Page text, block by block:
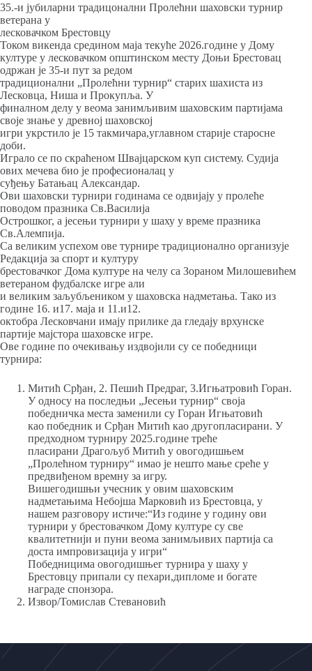
35.-и јубиларни традицонални Пролећни шаховски турнир
ветерана у
лесковачком Брестовцу
Током викенда средином маја текуће 2026.године у Дому
културе у лесковачком општинском месту Доњи Брестовац
одржан је 35-и пут за редом
традиционални „Пролећни турнир“ старих шахиста из
Лесковца, Ниша и Прокупља. У
финалном делу у веома занимљивим шаховским партијама
своје знање у древној шаховској
игри укрстило је 15 такмичара,углавном старије старосне
доби.
Играло се по скраћеном Швајцарском куп систему. Судија
ових мечева био је професионалац у
суђењу Батањац Александар.
Ови шаховски турнири годинама се одвијају у пролеће
поводом празника Св.Василија
Острошког, а јесењи турнири у шаху у време празника
Св.Алемпија.
Са великим успехом ове турнире традиционално организује
Редакција за спорт и културу
брестовачког Дома културе на челу са Зораном Милошевићем
ветераном фудбалске игре али
и великим заљубљеником у шаховска надметања. Тако из
године 16. и17. маја и 11.и12.
октобра Лесковчани имају прилике да гледају врхунске
партије мајстора шаховске игре.
Ове године по очекивању издвојили су се победници
турнира:
Митић Срђан, 2. Пешић Предраг, 3.Игњатровић Горан.
У односу на последњи „Јесењи турнир“ своја
победничка места заменили су Горан Игњатовић
као победник и Срђан Митић као другопласирани. У
предходном турниру 2025.године треће
пласирани Драгољуб Митић у овогодишњем
„Пролећном турниру“ имао је нешто мање среће у
предвиђеном времну за игру.
Вишегодишњи учесник у овим шаховским
надметањима Небојша Марковић из Брестовца, у
нашем разговору истиче:“Из године у годину ови
турнири у брестовачком Дому културе су све
квалитетнији и пуни веома занимљивих партија са
доста импровизација у игри“
Победницима овогодишњег турнира у шаху у
Брестовцу припали су пехари,дипломе и богате
награде спонзора.
Извор/Томислав Стевановић